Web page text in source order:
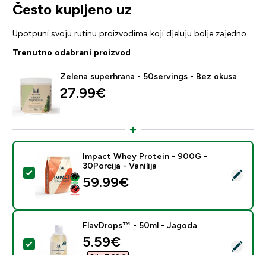
Često kupljeno uz
Upotpuni svoju rutinu proizvodima koji djeluju bolje zajedno
Trenutno odabrani proizvod
Zelena superhrana - 50servings - Bez okusa
27.99€‎
Odaberi ovaj proizvod - Impact Whey Protein - 900G
Impact Whey Protein - 900G -
30Porcija - Vanilija
59.99€‎
Odaberi ovaj proizvod - FlavDrops™ - 50ml - Jagoda
FlavDrops™ - 50ml - Jagoda
discounted price
5.59€‎